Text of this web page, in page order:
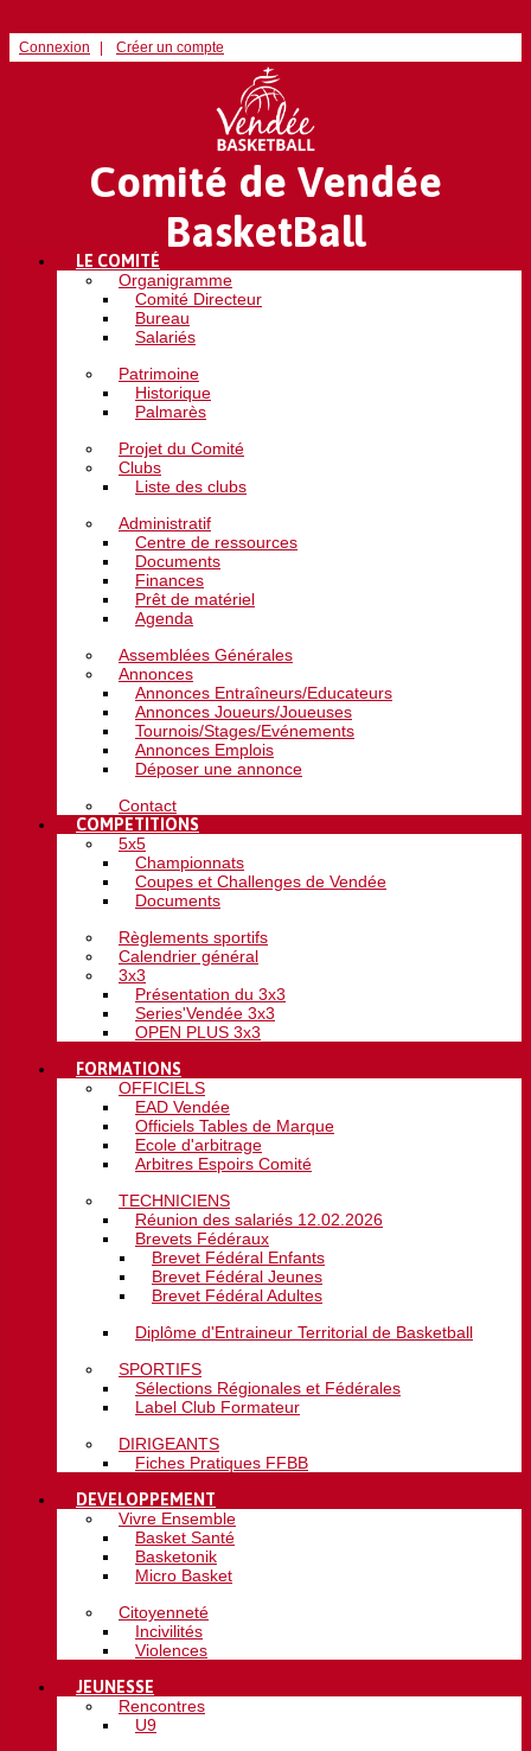
Connexion Créer un compte
Comité de Vendée
BasketBall
LE COMITÉ
Organigramme
Comité Directeur
Bureau
Salariés
Patrimoine
Historique
Palmarès
Projet du Comité
Clubs
Liste des clubs
Administratif
Centre de ressources
Documents
Finances
Prêt de matériel
Agenda
Assemblées Générales
Annonces
Annonces Entraîneurs/Educateurs
Annonces Joueurs/Joueuses
Tournois/Stages/Evénements
Annonces Emplois
Déposer une annonce
Contact
COMPETITIONS
5x5
Championnats
Coupes et Challenges de Vendée
Documents
Règlements sportifs
Calendrier général
3x3
Présentation du 3x3
Series'Vendée 3x3
OPEN PLUS 3x3
FORMATIONS
OFFICIELS
EAD Vendée
Officiels Tables de Marque
Ecole d'arbitrage
Arbitres Espoirs Comité
TECHNICIENS
Réunion des salariés 12.02.2026
Brevets Fédéraux
Brevet Fédéral Enfants
Brevet Fédéral Jeunes
Brevet Fédéral Adultes
Diplôme d'Entraineur Territorial de Basketball
SPORTIFS
Sélections Régionales et Fédérales
Label Club Formateur
DIRIGEANTS
Fiches Pratiques FFBB
DEVELOPPEMENT
Vivre Ensemble
Basket Santé
Basketonik
Micro Basket
Citoyenneté
Incivilités
Violences
JEUNESSE
Rencontres
U9